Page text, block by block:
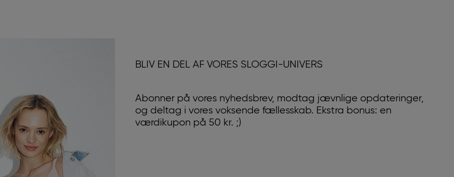
BLIV EN DEL AF VORES SLOGGI-UNIVERS
Abonner på vores nyhedsbrev, modtag jævnlige opdateringer,
og deltag i vores voksende fællesskab. Ekstra bonus: en
værdikupon på 50 kr. ;)